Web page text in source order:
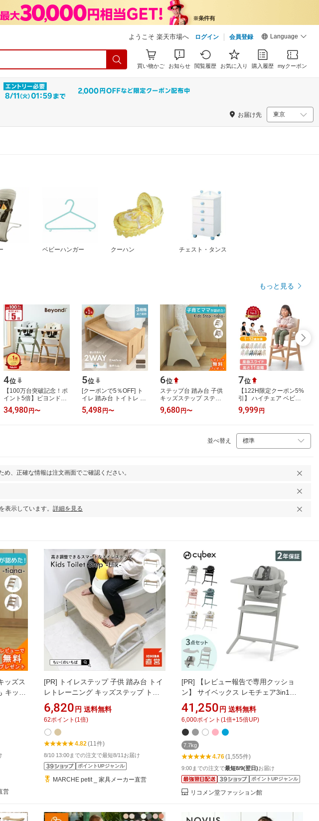
ようこそ 楽天市場へ ログイン 会員登録 Language
買い物かご お知らせ 閲覧履歴 お気に入り 購入履歴 myクーポン
お届け先
ベビーハンガー クーハン チェスト・タンス
もっと見る
4位
【100万台突破記念！ポ
イント5倍】ビヨンドジ
ュニア ベビーチェア オ
プション買い足し不要 3
34,980 円〜
5位
[クーポンで5％OFF] ト
イレ 踏み台 トイトレ 高
さ調節 3段階 耐荷重
200kg 木製 低ホルムア
5,498 円〜
6位
ステップ台 踏み台 子供
キッズステップ ステッ
プ 子ども こども キッズ
幼児 ふみ台 手洗い 3段
9,680 円〜
7位
【122H限定クーポン5%
引】 ハイチェア ベビー
チェア 高さ11段階 キッ
ズチェア ベビー キッズ
9,999 円
並べ替え
、正確な情報は注文画面でご確認ください。
表示しています。 詳細を見る
ッズス
キッズ
木 北
い 1歳
営
[PR]
トイレステップ 子供 踏み台 トイ
レトレーニング キッズステップ トイ
トレ ステップ台 高さ調整 木製 滑り止
め付き 幅63cm ILS-3825 いちばかぐ
6,820 円 送料無料
62ポイント (1 倍)
4.82 (11件)
8/10 13:00までの注文で最短8/11お届け
ポイントUPジャンル
MARCHE petit _ 家具メーカー直営
[PR]
【レビュー報告で専用クッショ
ン】 サイベックス レモチェア3in1
cybex LEMO CHAIR 正規品 2年保証
ベビーチェア ハイチェア 3点セット レ
モ おしゃれ 北欧 テーブル付き キッズ
チェア 離乳食 工具不要
41,250 円 送料無料
6,000ポイント (1 倍+15倍UP)
7.7kg
4.76(1,555件)
9:00までの注文で最短8/9(翌日)お届け
ポイントUPジャンル
リコメン堂ファッション館